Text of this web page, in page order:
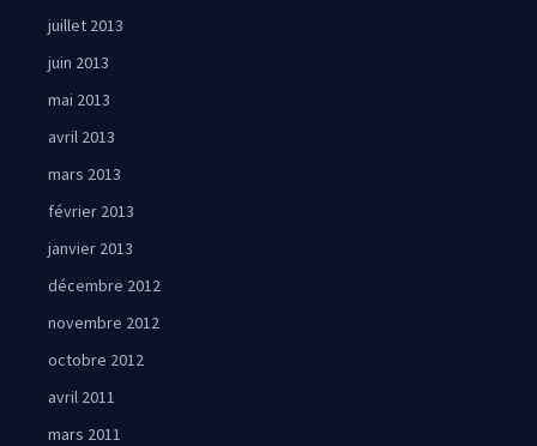
juillet 2013
juin 2013
mai 2013
avril 2013
mars 2013
février 2013
janvier 2013
décembre 2012
novembre 2012
octobre 2012
avril 2011
mars 2011